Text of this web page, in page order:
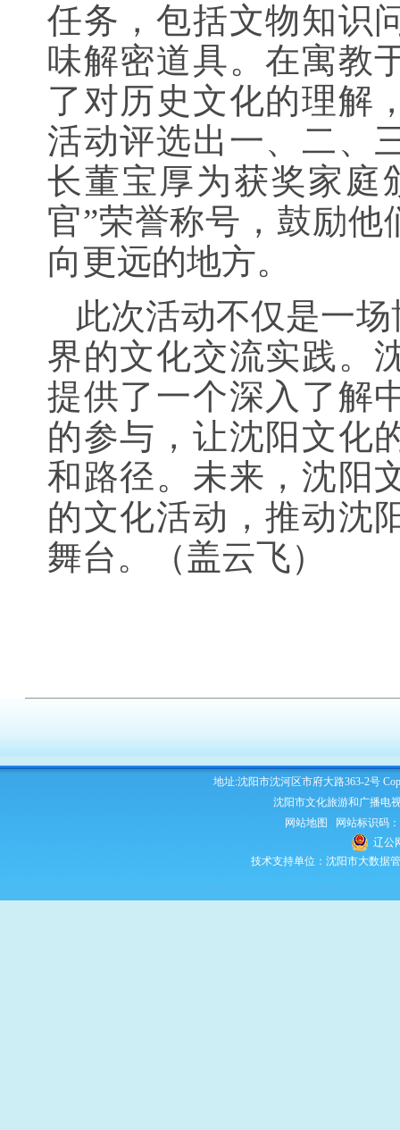
任务，包括文物知识
味解密道具。在寓教
了对历史文化的理解
活动评选出一、二、
长董宝厚为获奖家庭
官”荣誉称号，鼓励
向更远的地方。
此次活动不仅是一
界的文化交流实践。
提供了一个深入了解
的参与，让沈阳文化
和路径。未来，沈阳
的文化活动，推动沈
舞台。（盖云飞）
地址:沈阳市沈河区市府大路363-2号
沈阳市文化旅游和广播电
网站地图
网站标识码
辽公
技术支持单位：沈阳市大数据